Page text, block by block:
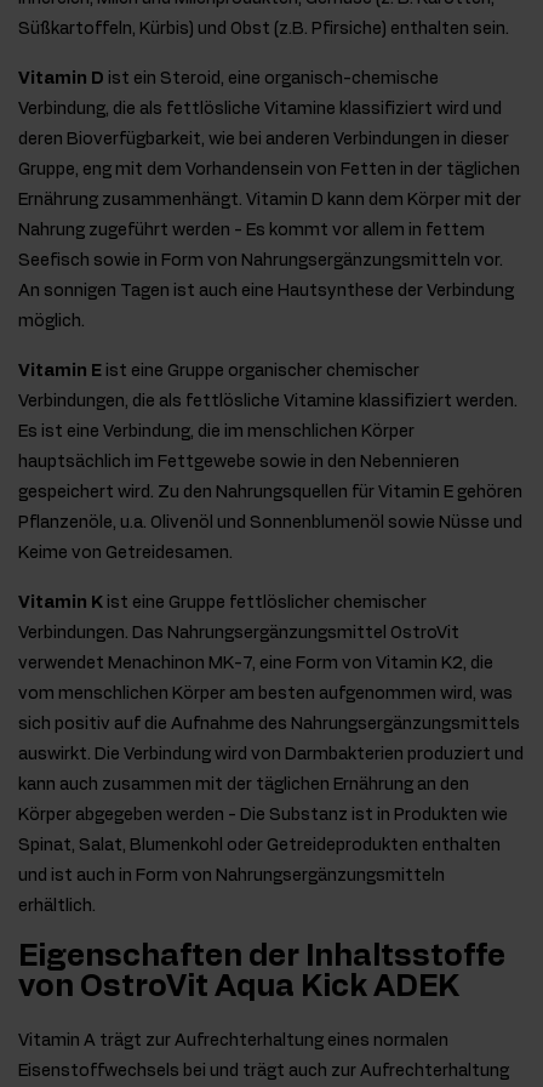
Süßkartoffeln, Kürbis) und Obst (z.B. Pfirsiche) enthalten sein.
Vitamin D ist ein Steroid, eine organisch-chemische
Verbindung, die als fettlösliche Vitamine klassifiziert wird und
deren Bioverfügbarkeit, wie bei anderen Verbindungen in dieser
Gruppe, eng mit dem Vorhandensein von Fetten in der täglichen
Ernährung zusammenhängt. Vitamin D kann dem Körper mit der
Nahrung zugeführt werden - Es kommt vor allem in fettem
Seefisch sowie in Form von Nahrungsergänzungsmitteln vor.
An sonnigen Tagen ist auch eine Hautsynthese der Verbindung
möglich.
Vitamin E ist eine Gruppe organischer chemischer
Verbindungen, die als fettlösliche Vitamine klassifiziert werden.
Es ist eine Verbindung, die im menschlichen Körper
hauptsächlich im Fettgewebe sowie in den Nebennieren
gespeichert wird. Zu den Nahrungsquellen für Vitamin E gehören
Pflanzenöle, u.a. Olivenöl und Sonnenblumenöl sowie Nüsse und
Keime von Getreidesamen.
Vitamin K ist eine Gruppe fettlöslicher chemischer
Verbindungen. Das Nahrungsergänzungsmittel OstroVit
verwendet Menachinon MK-7, eine Form von Vitamin K2, die
vom menschlichen Körper am besten aufgenommen wird, was
sich positiv auf die Aufnahme des Nahrungsergänzungsmittels
auswirkt. Die Verbindung wird von Darmbakterien produziert und
kann auch zusammen mit der täglichen Ernährung an den
Körper abgegeben werden - Die Substanz ist in Produkten wie
Spinat, Salat, Blumenkohl oder Getreideprodukten enthalten
und ist auch in Form von Nahrungsergänzungsmitteln
erhältlich.
Eigenschaften der Inhaltsstoffe
von OstroVit Aqua Kick ADEK
Vitamin A trägt zur Aufrechterhaltung eines normalen
Eisenstoffwechsels bei und trägt auch zur Aufrechterhaltung